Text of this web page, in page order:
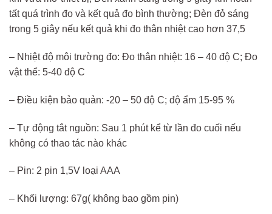
tất quá trình đo và kết quả đo bình thường; Đèn đỏ sáng
trong 5 giây nếu kết quả khi đo thân nhiệt cao hơn 37,5
– Nhiệt độ môi trường đo: Đo thân nhiệt: 16 – 40 độ C; Đo
vật thể: 5-40 độ C
– Điều kiện bảo quản: -20 – 50 độ C; độ ẩm 15-95 %
– Tự động tắt nguồn: Sau 1 phút kể từ lần đo cuối nếu
không có thao tác nào khác
– Pin: 2 pin 1,5V loại AAA
– Khối lượng: 67g( không bao gồm pin)